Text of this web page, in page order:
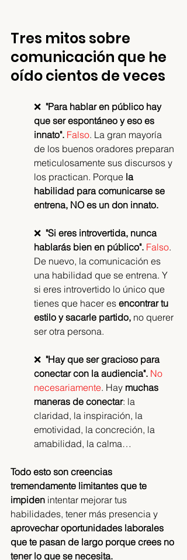
Tres mitos sobre
comunicación que he
oído cientos de veces
❌ "Para hablar en público hay
que ser espontáneo y eso es
innato". Falso. La gran mayoría
de los buenos oradores preparan
meticulosamente sus discursos y
los practican. Porque la
habilidad para comunicarse se
entrena, NO es un don innato.
❌ "Si eres introvertida, nunca
hablarás bien en público". Falso.
De nuevo, la comunicación es
una habilidad que se entrena. Y
si eres introvertido lo único que
tienes que hacer es encontrar tu
estilo y sacarle partido, no querer
ser otra persona.
❌ "Hay que ser gracioso para
conectar con la audiencia". No
necesariamente. Hay muchas
maneras de conectar: la
claridad, la inspiración, la
emotividad, la concreción, la
amabilidad, la calma…
Todo esto son creencias
tremendamente limitantes que te
impiden intentar mejorar tus
habilidades, tener más presencia y
aprovechar oportunidades laborales
que te pasan de largo porque crees no
tener lo que se necesita.